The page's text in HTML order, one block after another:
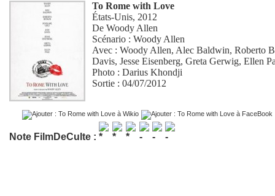
To Rome with Love
États-Unis, 2012
DeWoody Allen
Scénario :Woody Allen
Avec :Woody Allen, Alec Baldwin,Roberto
Davis,Jesse Eisenberg,Greta Gerwig,Ellen
Photo :Darius Khondji
Sortie : 04/07/2012
Note FilmDeCulte :